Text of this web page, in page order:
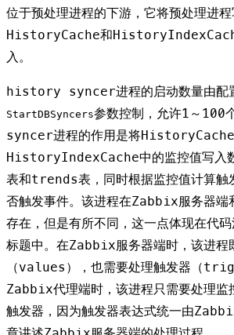
位于预处理进程的下游，它将预处理进程
HistoryCache和
入。
history syncer进程的启动数量由配
StartDBSyncers参数控制，允许1～
syncer进程的作用是将
HistoryIndexCache中的监控值写
表和trends表，同时根据监控值计算触
否触发事件。该进程在Zabbix服务器
存在，但是有所不同，这一点体现在代
标题中。在Zabbix服务器端时，该进程
（values），也需要处理触发器（
Zabbix代理端时，该进程只需要处理监
触发器，因为触发器表达式统一由